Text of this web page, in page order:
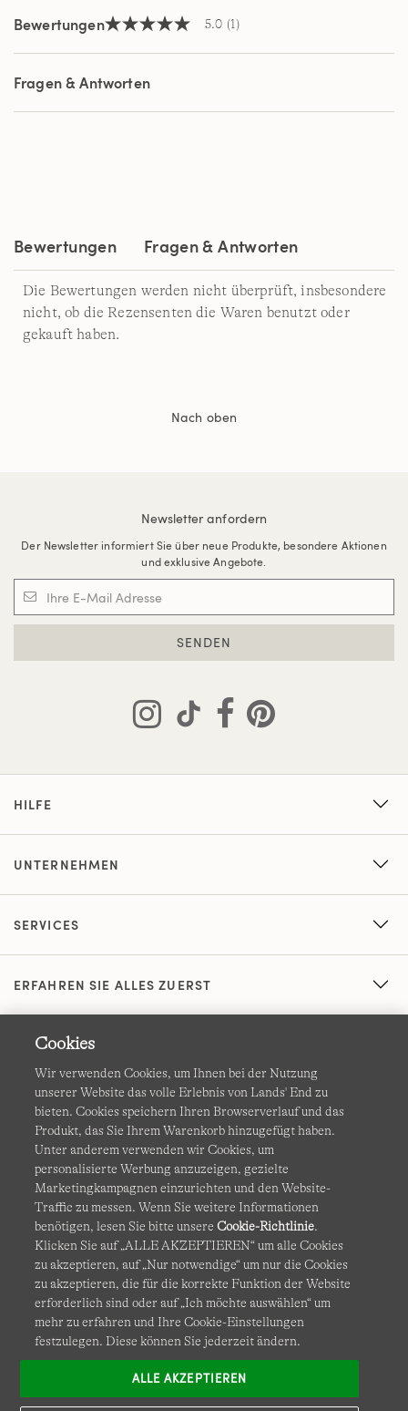
Bewertungen5.0
5
Sternen,
Durchschnittswert
Bewertung.
5.0 (1)
Fragen & Antworten
Bewertungen Fragen & Antworten
Die Bewertungen werden nicht überprüft, insbesondere
nicht, ob die Rezensenten die Waren benutzt oder
gekauft haben.
Nach oben
Newsletter anfordern
Der Newsletter informiert Sie über neue Produkte, besondere Aktionen
und exklusive Angebote.
SENDEN
HILFE
UNTERNEHMEN
SERVICES
ERFAHREN SIE ALLES ZUERST
AGB Datenschutz & Sicherheit
Cookies Ich möchte auswählen Barrierefreiheit
Site Map Internationale Websites
Diese Website ist durch reCAPTCHA geschützt. Es gelten die
Datenschutzerklärung undNutzungsbedingungenvon
Google.
Cookies
Wir verwenden Cookies, um Ihnen bei der Nutzung
unserer Website das volle Erlebnis von Lands' End zu
bieten. Cookies speichern Ihren Browserverlauf und das
Produkt, das Sie Ihrem Warenkorb hinzugefügt haben.
Unter anderem verwenden wir Cookies, um
personalisierte Werbung anzuzeigen, gezielte
Marketingkampagnen einzurichten und den Website-
Traffic zu messen. Wenn Sie weitere Informationen
benötigen, lesen Sie bitte unsereCookie-Richtlinie.
Klicken Sie auf „ALLE AKZEPTIEREN“ um alle Cookies
zu akzeptieren, auf „Nur notwendige“ um nur die Cookies
zu akzeptieren, die für die korrekte Funktion der Website
erforderlich sind oder auf „Ich möchte auswählen“ um
mehr zu erfahren und Ihre Cookie-Einstellungen
festzulegen. Diese können Sie jederzeit ändern.
ALLE AKZEPTIEREN